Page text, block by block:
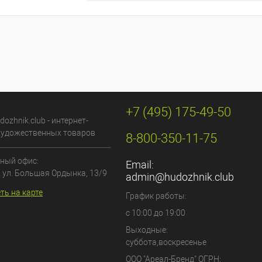
- интернет-
товаров
офис:
ул. Большая Ордынка, 13/9
на карте
+7 (495) 175-49-50
8-800-350-11-75
Email:
admin@hudozhnik.club
График работы:
с 10:00 до 19:00
Выходные:
суббота,воскресенье
ООО "Ареал-Бренд" ОГРН: